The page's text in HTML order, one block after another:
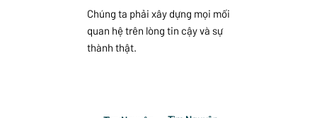
Chúng ta phải xây dựng mọi mối
quan hệ trên lòng tin cậy và sự
thành thật.